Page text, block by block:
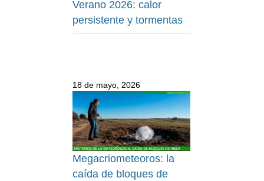
Verano 2026: calor
persistente y tormentas
18 de mayo, 2026
Megacriometeoros: la
caída de bloques de